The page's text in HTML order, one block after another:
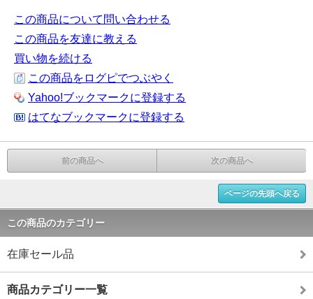
この商品について問い合わせる
この商品を友達に教える
買い物を続ける
この商品をログピでつぶやく
Yahoo!ブックマークに登録する
はてなブックマークに登録する
前の商品へ 次の商品へ
ページの先頭へ戻る
この商品のカテゴリー
在庫セール品
商品カテゴリー一覧